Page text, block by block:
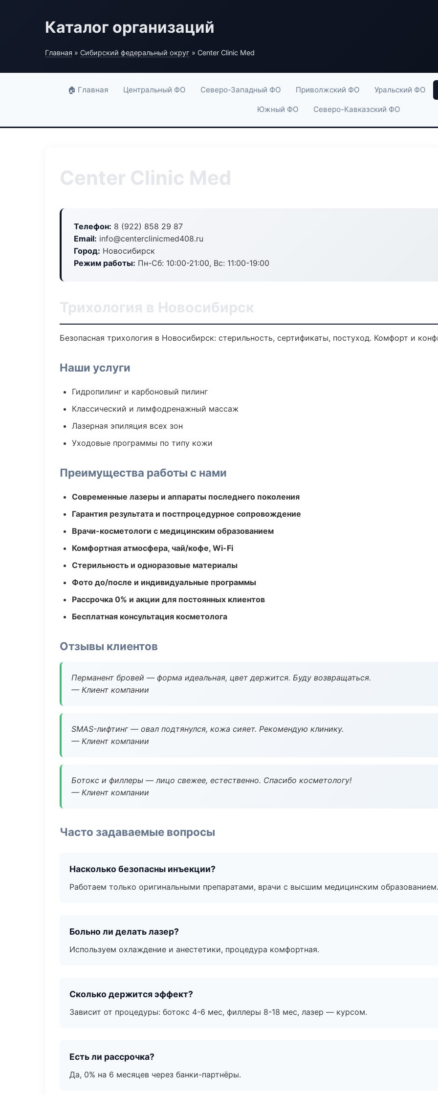
Каталог организаций
Главная » Сибирский федеральный округ » Center Clinic Med
🏠 Главная Центральный ФО Северо-Западный ФО Приволжский ФО Уральский ФО
Южный ФО Северо-Кавказский ФО
Center Clinic Med
Телефон: 8 (922) 858 29 87
Email: info@centerclinicmed408.ru
Город: Новосибирск
Режим работы: Пн-Сб: 10:00-21:00, Вс: 11:00-19:00
Трихология в Новосибирск
Безопасная трихология в Новосибирск: стерильность, сертификаты, постуход. Комфорт и
Наши услуги
Гидропилинг и карбоновый пилинг
Классический и лимфодренажный массаж
Лазерная эпиляция всех зон
Уходовые программы по типу кожи
Преимущества работы с нами
Современные лазеры и аппараты последнего поколения
Гарантия результата и постпроцедурное сопровождение
Врачи-косметологи с медицинским образованием
Комфортная атмосфера, чай/кофе, Wi-Fi
Стерильность и одноразовые материалы
Фото до/после и индивидуальные программы
Рассрочка 0% и акции для постоянных клиентов
Бесплатная консультация косметолога
Отзывы клиентов
Перманент бровей — форма идеальная, цвет держится. Буду возвращаться.
— Клиент компании
SMAS-лифтинг — овал подтянулся, кожа сияет. Рекомендую клинику.
— Клиент компании
Ботокс и филлеры — лицо свежее, естественно. Спасибо косметологу!
— Клиент компании
Часто задаваемые вопросы
Насколько безопасны инъекции?
Работаем только оригинальными препаратами, врачи с высшим медицинским образованием.
Больно ли делать лазер?
Используем охлаждение и анестетики, процедура комфортная.
Сколько держится эффект?
Зависит от процедуры: ботокс 4-6 мес, филлеры 8-18 мес, лазер — курсом.
Есть ли рассрочка?
Да, 0% на 6 месяцев через банки-партнёры.